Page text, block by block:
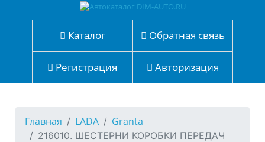
Каталог Обратная связь
Регистрация Авторизация
Главная LADA Granta
216010. ШЕСТЕРНИ КОРОБКИ ПЕРЕДАЧ